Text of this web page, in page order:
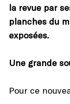
la revue par
planches du
exposées.
Une grande
Pour ce